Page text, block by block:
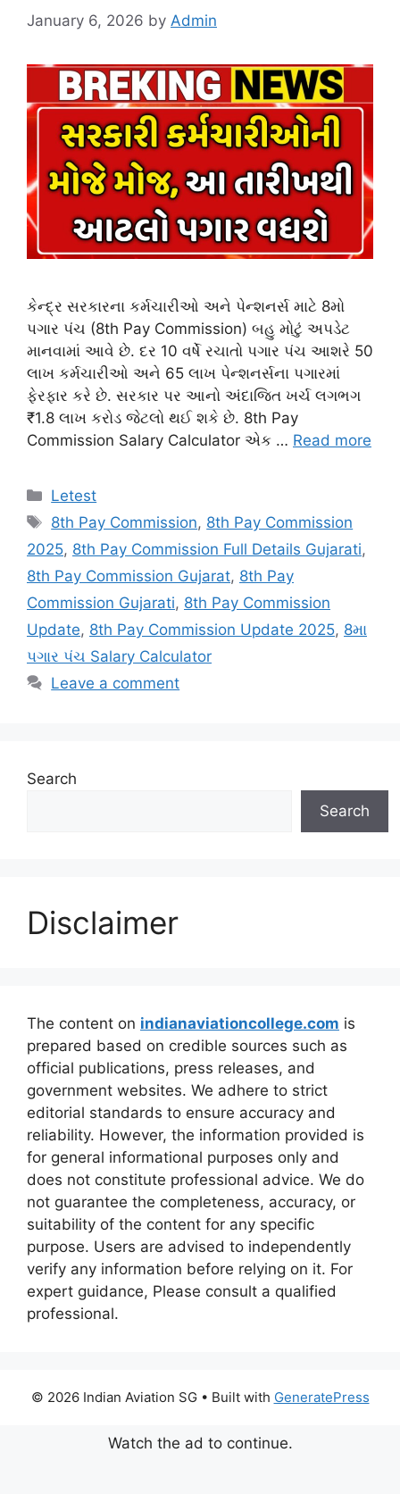
January 6, 2026 by Admin
કેન્દ્ર સરકારના કર્મચારીઓ અને પેન્શનર્સ માટે 8મો
પગાર પંચ (8th Pay Commission) બહુ મોટું અપડેટ
માનવામાં આવે છે. દર 10 વર્ષે રચાતો પગાર પંચ આશરે 50
લાખ કર્મચારીઓ અને 65 લાખ પેન્શનર્સના પગારમાં
ફેરફાર કરે છે. સરકાર પર આનો અંદાજિત ખર્ચ લગભગ
₹1.8 લાખ કરોડ જેટલો થઈ શકે છે. 8th Pay
Commission Salary Calculator એક … Read more
Categories
Letest
Tags
8th Pay Commission, 8th Pay Commission
2025, 8th Pay Commission Full Details Gujarati,
8th Pay Commission Gujarat, 8th Pay
Commission Gujarati, 8th Pay Commission
Update, 8th Pay Commission Update 2025, 8મા
પગાર પંચ Salary Calculator
Leave a comment
Search
Search
Disclaimer
The content on indianaviationcollege.com is
prepared based on credible sources such as
official publications, press releases, and
government websites. We adhere to strict
editorial standards to ensure accuracy and
reliability. However, the information provided is
for general informational purposes only and
does not constitute professional advice. We do
not guarantee the completeness, accuracy, or
suitability of the content for any specific
purpose. Users are advised to independently
verify any information before relying on it. For
expert guidance, Please consult a qualified
professional.
© 2026 Indian Aviation SG• Built with GeneratePress
Watch the ad to continue.